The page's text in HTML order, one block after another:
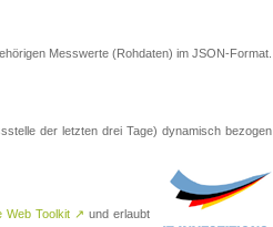
Messwerte (Rohdaten) im JSON-Format.
der letzten drei Tage) dynamisch bezogen
Web Toolkit ↗ und erlaubt